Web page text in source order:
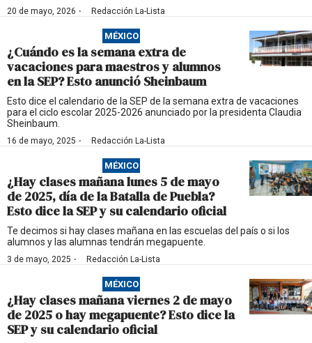
20 de mayo, 2026 · Redacción La-Lista
MÉXICO
¿Cuándo es la semana extra de
vacaciones para maestros y alumnos
en la SEP? Esto anunció Sheinbaum
Esto dice el calendario de la SEP de la semana extra de vacaciones
para el ciclo escolar 2025-2026 anunciado por la presidenta Claudia
Sheinbaum.
16 de mayo, 2025 · Redacción La-Lista
MÉXICO
¿Hay clases mañana lunes 5 de mayo
de 2025, día de la Batalla de Puebla?
Esto dice la SEP y su calendario oficial
Te decimos si hay clases mañana en las escuelas del país o si los
alumnos y las alumnas tendrán megapuente.
3 de mayo, 2025 · Redacción La-Lista
MÉXICO
¿Hay clases mañana viernes 2 de mayo
de 2025 o hay megapuente? Esto dice la
SEP y su calendario oficial